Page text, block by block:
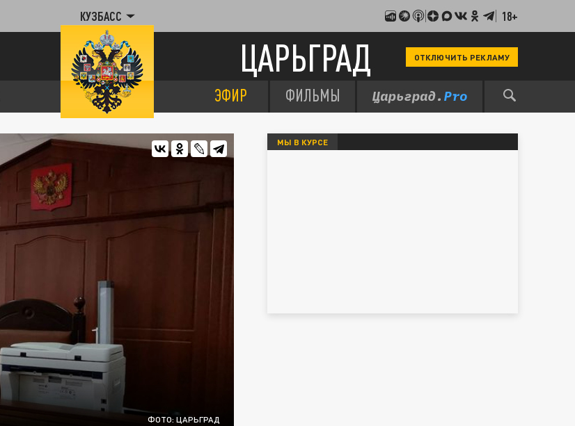
КУЗБАСС 18+
ЦАРЬГРАД ОТКЛЮЧИТЬ РЕКЛАМУ
ЭФИР ФИЛЬМЫ
ФОТО: ЦАРЬГРАД
МЫ В КУРСЕ